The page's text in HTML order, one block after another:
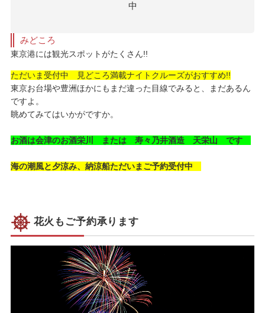
中
みどころ
東京港には観光スポットがたくさん!!
ただいま受付中 見どころ満載ナイトクルーズがおすすめ!!
東京お台場や豊洲ほかにもまだ違った目線でみると、まだあるん
ですよ。
眺めてみてはいかがですか。
お酒は会津のお酒栄川 または 寿々乃井酒造 天栄山 です
海の潮風と夕涼み、納涼船ただいまご予約受付中
花火もご予約承ります